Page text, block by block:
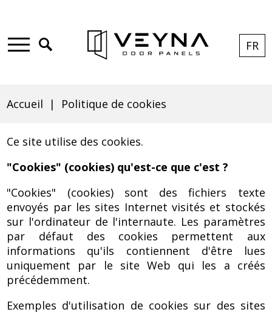
de
cookies
|
Veyna
to
main
au
contenu
to
search
to
footer
FR
d'Ariane
Accueil Politique de cookies
Ce site utilise des cookies.
"Cookies" (cookies) qu'est-ce que c'est ?
"Cookies" (cookies) sont des fichiers texte
envoyés par les sites Internet visités et stockés
sur l'ordinateur de l'internaute. Les paramètres
par défaut des cookies permettent aux
informations qu'ils contiennent d'être lues
uniquement par le site Web qui les a créés
précédemment.
Exemples d'utilisation de cookies sur des sites